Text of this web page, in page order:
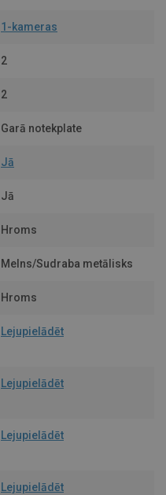
1-kameras
2
2
Garā notekplate
Jā
Jā
Hroms
Melns/Sudraba metālisks
Hroms
Lejupielādēt
Lejupielādēt
Lejupielādēt
Lejupielādēt